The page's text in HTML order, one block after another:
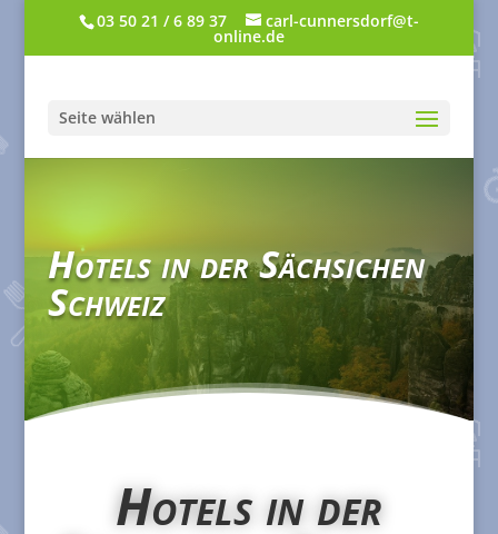
03 50 21 / 6 89 37 carl-cunnersdorf@t-
online.de
Seite wählen
Hotels in der Sächsichen
Schweiz
Hotels in der